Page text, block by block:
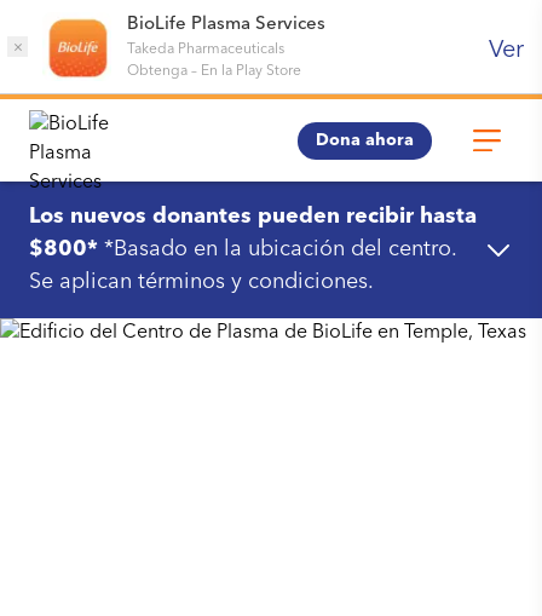
×
BioLife Plasma Services
Takeda Pharmaceuticals
Obtenga– En la Play Store
Ver
Dona ahora
Los nuevos donantes pueden recibir hasta
$800* *Basado en la ubicación del centro.
Se aplican términos y condiciones.